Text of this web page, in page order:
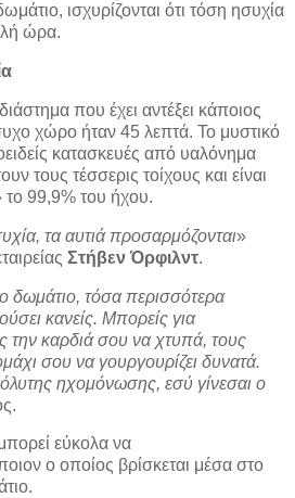
ισχυρίζονται ότι τόση ησυχία
ώρα.
που έχει αντέξει κάποιος
χώρο ήταν 45 λεπτά. Το μυστικό
κατασκευές από υαλόνημα
τους τέσσερις τοίχους και είναι
το 99,9% του ήχου.
τα αυτιά προσαρμόζονται»
Στήβεν Όρφιλντ.
δωμάτιο, τόσα περισσότερα
κανείς. Μπορείς για
την καρδιά σου να χτυπά, τους
σου να γουργουρίζει δυνατά.
ηχομόνωσης, εσύ γίνεσαι ο
εύκολα να
ο οποίος βρίσκεται μέσα στο